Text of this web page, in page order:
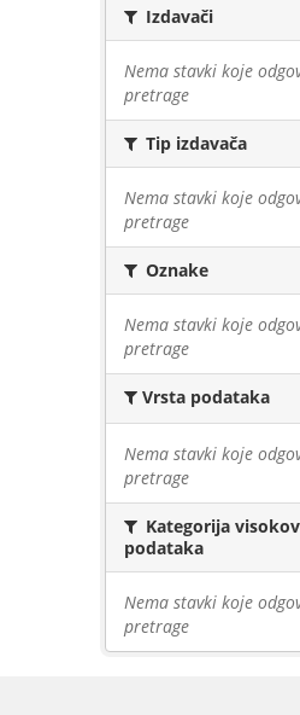
Izdavači
Nema stavki koje
pretrage
Tip izdavača
Nema stavki koje
pretrage
Oznake
Nema stavki koje
pretrage
Vrsta podataka
Nema stavki koje
pretrage
Kategorija
podataka
Nema stavki koje
pretrage